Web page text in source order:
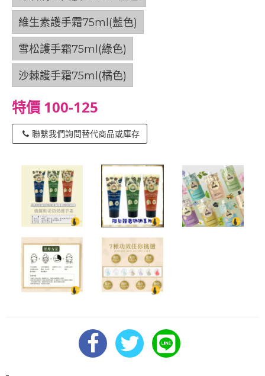
維生素護手霜75ml(藍色)
雪松護手霜75ml(綠色)
沙棘護手霜75ml(橘色)
特價 100-125
聯繫我們詢問替代商品或庫存